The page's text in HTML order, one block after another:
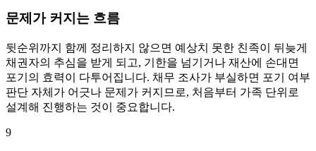
문제가 커지는 흐름
뒷순위까지 함께 정리하지 않으면 예상치 못한 친족이 뒤늦게
채권자의 추심을 받게 되고, 기한을 넘기거나 재산에 손대면
포기의 효력이 다투어집니다. 채무 조사가 부실하면 포기 여부
판단 자체가 어긋나 문제가 커지므로, 처음부터 가족 단위로
설계해 진행하는 것이 중요합니다.
9